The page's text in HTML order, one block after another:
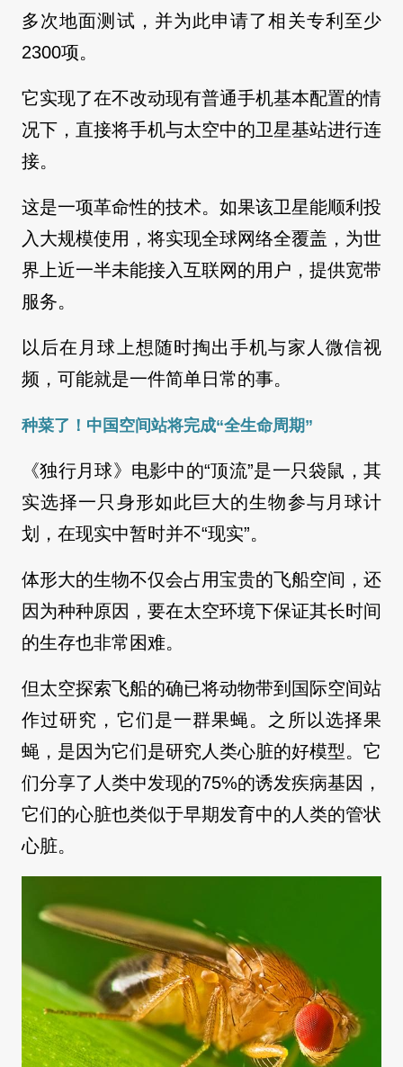
多次地面测试，并为此申请了相关专利至少
2300项。
它实现了在不改动现有普通手机基本配置的情
况下，直接将手机与太空中的卫星基站进行连
接。
这是一项革命性的技术。如果该卫星能顺利投
入大规模使用，将实现全球网络全覆盖，为世
界上近一半未能接入互联网的用户，提供宽带
服务。
以后在月球上想随时掏出手机与家人微信视
频，可能就是一件简单日常的事。
种菜了！中国空间站将完成“全生命周期”
《独行月球》电影中的“顶流”是一只袋鼠，其
实选择一只身形如此巨大的生物参与月球计
划，在现实中暂时并不“现实”。
体形大的生物不仅会占用宝贵的飞船空间，还
因为种种原因，要在太空环境下保证其长时间
的生存也非常困难。
但太空探索飞船的确已将动物带到国际空间站
作过研究，它们是一群果蝇。之所以选择果
蝇，是因为它们是研究人类心脏的好模型。它
们分享了人类中发现的75%的诱发疾病基因，
它们的心脏也类似于早期发育中的人类的管状
心脏。